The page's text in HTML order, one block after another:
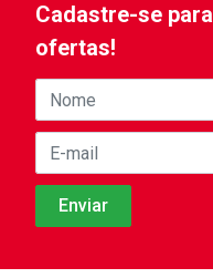
Cadastre-se
ofertas!